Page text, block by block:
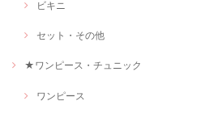
ビキニ
セット・その他
★ワンピース・チュニック
ワンピース